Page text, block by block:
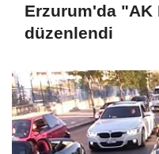
Erzurum'da "AK
düzenlendi